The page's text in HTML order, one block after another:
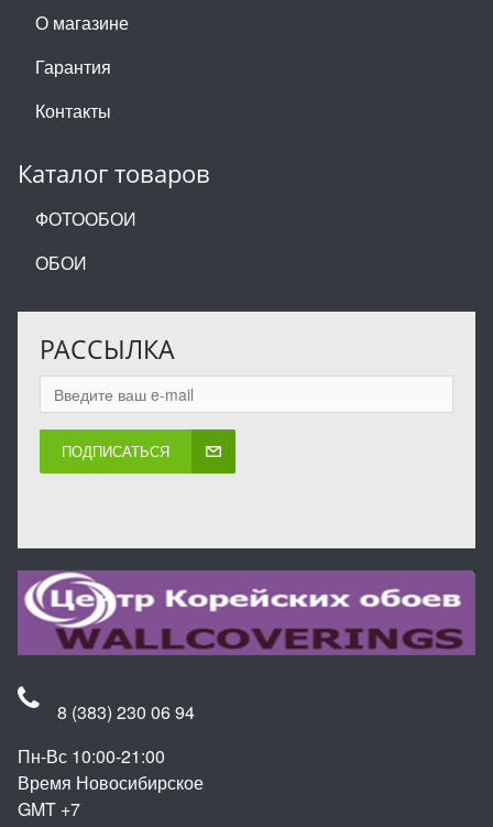
О магазине
Гарантия
Контакты
Каталог товаров
ФОТООБОИ
ОБОИ
РАССЫЛКА
ПОДПИСАТЬСЯ
8 (383) 230 06 94
Пн-Вс 10:00-21:00
Время Новосибирское
GMT +7